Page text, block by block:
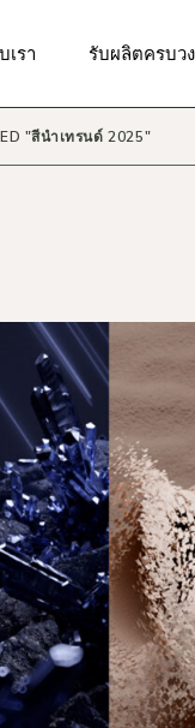
เรา รับผลิตครบว
แม่และเด็ก
เส้นผมและหนัง
น้ำหอม
เครื่องสำอาง
ผลิตภัณฑ์ดูแลใ
ผลิตภัณฑ์ดูแลจุ
ผลิตภัณฑ์ดูแลผิ
นของเรา กันแดด
ผิวกาย
ริมฝีปาก
น้ำหอม
เครื่องสำอาง
ผลิตภัณฑ์ดูแลใ
ผลิตภัณฑ์ดูแลจุ
ผลิตภัณฑ์ดูแลผิ
"สีนำเทรนด์ 2025"